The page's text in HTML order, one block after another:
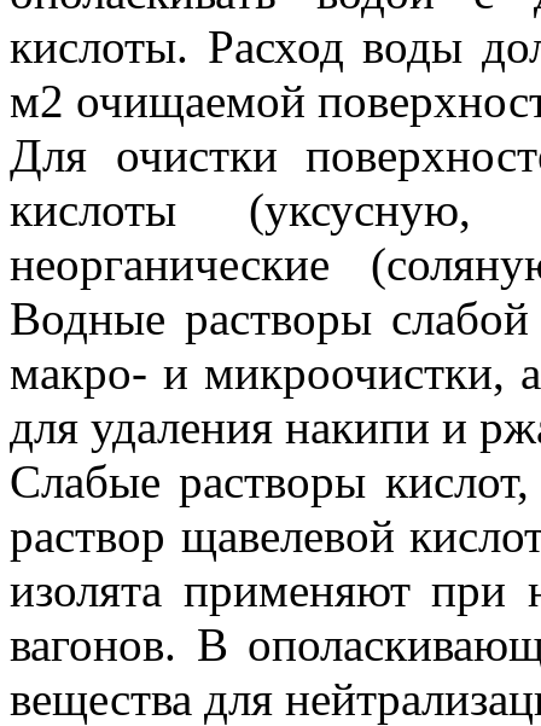
кислоты. Расход воды
м2 очищаемой
Для очистки
кислоты
неорганические
Водные растворы
макро- и микроочистки,
для удаления накипи и
Слабые растворы
раствор щавелевой
изолята применяют при
вагонов. В
вещества для